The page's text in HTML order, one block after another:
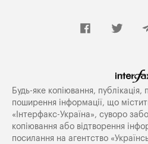
Будь-яке копiювання, публiкацiя,
поширення iнформацiї, що
«Iнтерфакс-Україна», суворо
копіювання або відтворення
посилання на агентство